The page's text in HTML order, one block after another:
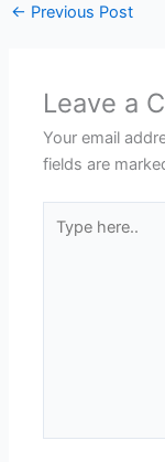
← Previous Post
Leave a
Your email
fields are
here..